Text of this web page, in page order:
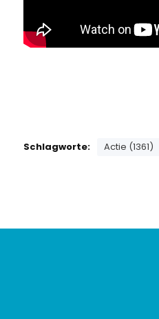
Schlagworte: Actie (1361)